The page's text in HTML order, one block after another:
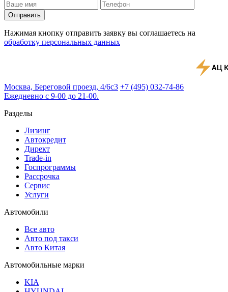
Отправить
Нажимая кнопку отправить заявку вы соглашаетесь на
обработку персональных данных
Москва, Береговой проезд, 4/6с3 +7 (495) 032-74-86
Ежедневно с 9-00 до 21-00.
Разделы
Лизинг
Автокредит
Директ
Trade-in
Госпрограммы
Рассрочка
Сервис
Услуги
Автомобили
Все авто
Авто под такси
Авто Китая
Автомобильные марки
KIA